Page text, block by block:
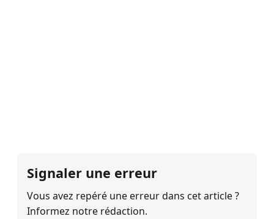
Signaler une erreur
Vous avez repéré une erreur dans cet article ?
Informez notre rédaction.